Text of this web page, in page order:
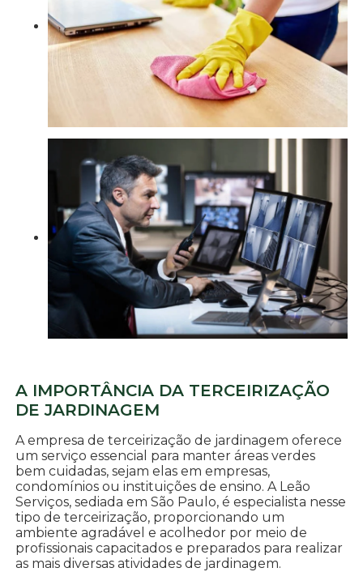
A IMPORTÂNCIA DA TERCEIRIZAÇÃO
DE JARDINAGEM
A empresa de terceirização de jardinagem oferece
um serviço essencial para manter áreas verdes
bem cuidadas, sejam elas em empresas,
condomínios ou instituições de ensino. A Leão
Serviços, sediada em São Paulo, é especialista nesse
tipo de terceirização, proporcionando um
ambiente agradável e acolhedor por meio de
profissionais capacitados e preparados para realizar
as mais diversas atividades de jardinagem.